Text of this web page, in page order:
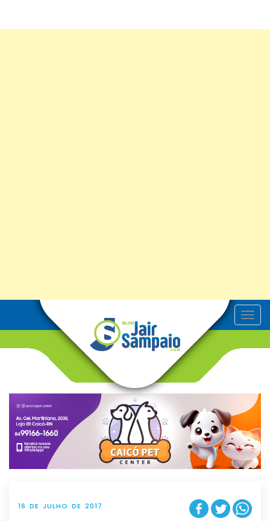
T
o
v
g
t
i
o
n
16 DE JULHO DE 2017